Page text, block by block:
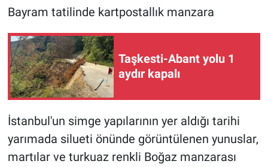
Bayram tatilinde kartpostallık manzara
Taşkesti-Abant yolu 1
aydır kapalı
İstanbul'un simge yapılarının yer aldığı tarihi
yarımada silueti önünde görüntülenen yunuslar,
martılar ve turkuaz renkli Boğaz manzarası